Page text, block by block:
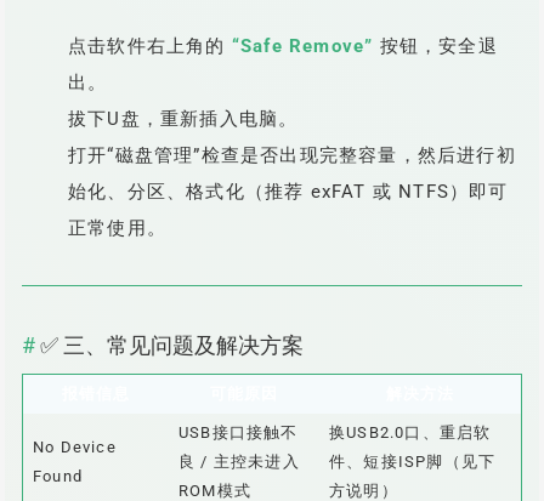
点击软件右上角的 “Safe Remove” 按钮，安全退
出。
拔下U盘，重新插入电脑。
打开“磁盘管理”检查是否出现完整容量，然后进行初
始化、分区、格式化（推荐 exFAT 或 NTFS）即可
正常使用。
✅ 三、常见问题及解决方案
No Device
Found
USB接口接触不
良 / 主控未进入
ROM模式
换USB2.0口、重启软
件、短接ISP脚（见下
方说明）